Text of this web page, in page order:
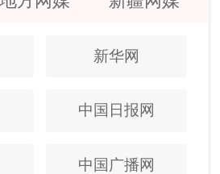
新华网
中国日报网
中国广播网